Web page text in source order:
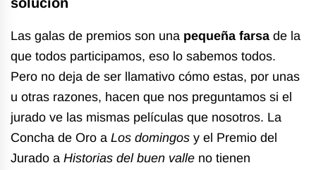
Las galas de premios son una pequeña farsa de la
que todos participamos, eso lo sabemos todos.
Pero no deja de ser llamativo cómo estas, por unas
u otras razones, hacen que nos preguntamos si el
jurado ve las mismas películas que nosotros. La
Concha de Oro a Los domingos y el Premio del
Jurado a Historias del buen valle no tienen